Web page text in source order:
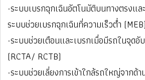
·ระบบเบรกฉุกเฉินอัตโนมัติบนทางตรงแ
ระบบช่วยเบรกฉุกเฉินที่ความเร็วต่ำ (MEB)
·ระบบช่วยเตือนและเบรกเมื่อมีรถในจุด
(RCTA/ RCTB)
·ระบบช่วยเลี่ยงการเข้าใกล้รถใหญ่จากด้า